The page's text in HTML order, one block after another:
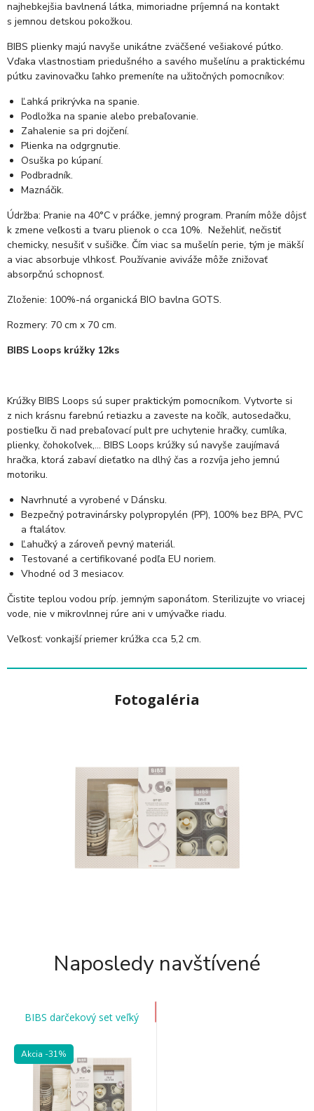
najhebkejšia bavlnená látka, mimoriadne príjemná na kontakt
s jemnou detskou pokožkou.
BIBS plienky majú navyše unikátne zväčšené vešiakové pútko.
Vďaka vlastnostiam priedušného a savého mušelínu a praktickému
pútku zavinovačku ľahko premeníte na užitočných pomocníkov:
Ľahká prikrývka na spanie.
Podložka na spanie alebo prebaľovanie.
Zahalenie sa pri dojčení.
Plienka na odgrgnutie.
Osuška po kúpaní.
Podbradník.
Maznáčik.
Údržba: Pranie na 40°C v práčke, jemný program. Praním môže dôjsť
k zmene veľkosti a tvaru plienok o cca 10%. Nežehliť, nečistiť
chemicky, nesušiť v sušičke. Čím viac sa mušelín perie, tým je mäkší
a viac absorbuje vlhkosť. Používanie aviváže môže znižovať
absorpčnú schopnosť.
Zloženie: 100%-ná organická BIO bavlna GOTS.
Rozmery: 70 cm x 70 cm.
BIBS Loops krúžky 12ks
Krúžky BIBS Loops sú super praktickým pomocníkom. Vytvorte si
z nich krásnu farebnú retiazku a zaveste na kočík, autosedačku,
postieľku či nad prebaľovací pult pre uchytenie hračky, cumlíka,
plienky, čohokoľvek,… BIBS Loops krúžky sú navyše zaujímavá
hračka, ktorá zabaví dieťatko na dlhý čas a rozvíja jeho jemnú
motoriku.
Navrhnuté a vyrobené v Dánsku.
Bezpečný potravinársky polypropylén (PP), 100% bez BPA, PVC
a ftalátov.
Ľahučký a zároveň pevný materiál.
Testované a certifikované podľa EU noriem.
Vhodné od 3 mesiacov.
Čistite teplou vodou príp. jemným saponátom. Sterilizujte vo vriacej
vode, nie v mikrovlnnej rúre ani v umývačke riadu.
Veľkosť: vonkajší priemer krúžka cca 5,2 cm.
Fotogaléria
Naposledy navštívené
BIBS darčekový set veľký
Akcia -31%